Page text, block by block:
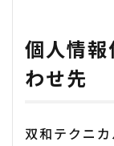
個人情
わせ先
双和テクニ